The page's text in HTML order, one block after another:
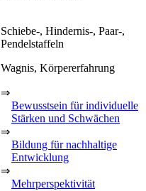
Schiebe-, Hindernis-, Paar-,
Pendelstaffeln
Wagnis, Körpererfahrung
⇒
Bewusstsein für individuelle
Stärken und Schwächen
⇒
Bildung für nachhaltige
Entwicklung
⇒
Mehrperspektivität